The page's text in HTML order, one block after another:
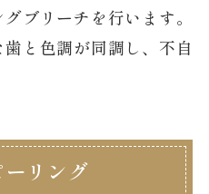
ブリーチを行います。
と色調が同調し、不自
リング